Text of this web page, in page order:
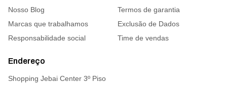
Nosso Blog
Termos de garantia
Marcas que trabalhamos
Exclusão de Dados
Responsabilidade social
Time de vendas
Endereço
Shopping Jebai Center 3º Piso